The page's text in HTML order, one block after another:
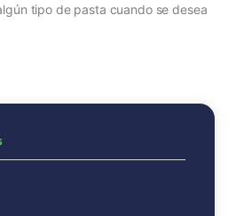
tipo de pasta cuando se desea